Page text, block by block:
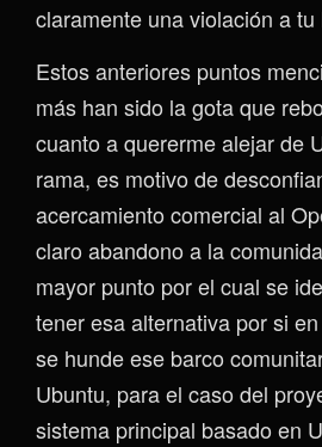
claramente una violación a tu
Estos anteriores puntos
más han sido la gota que
cuanto a quererme alejar de
rama, es motivo de
acercamiento comercial al
claro abandono a la
mayor punto por el cual se
tener esa alternativa por si
se hunde ese barco
Ubuntu, para el caso del
sistema principal basado en